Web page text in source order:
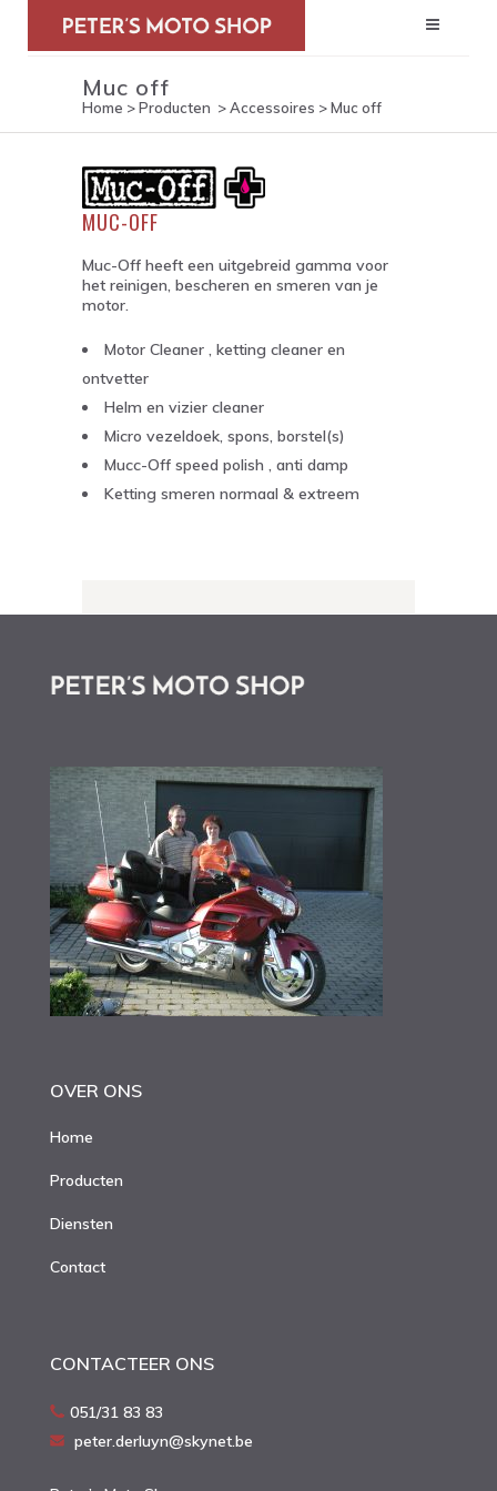
Muc off
Home >Producten >Accessoires >Muc off
MUC-OFF
Muc-Off heeft een uitgebreid gamma voor
het reinigen, bescheren en smeren van je
motor.
Motor Cleaner , ketting cleaner en
ontvetter
Helm en vizier cleaner
Micro vezeldoek, spons, borstel(s)
Mucc-Off speed polish , anti damp
Ketting smeren normaal & extreem
OVER ONS
Home
Producten
Diensten
Contact
CONTACTEER ONS
051/31 83 83
peter.derluyn@skynet.be